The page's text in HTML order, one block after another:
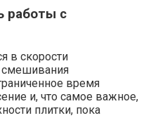
работы с
в скорости
смешивания
время
и, что самое важное,
плитки, пока